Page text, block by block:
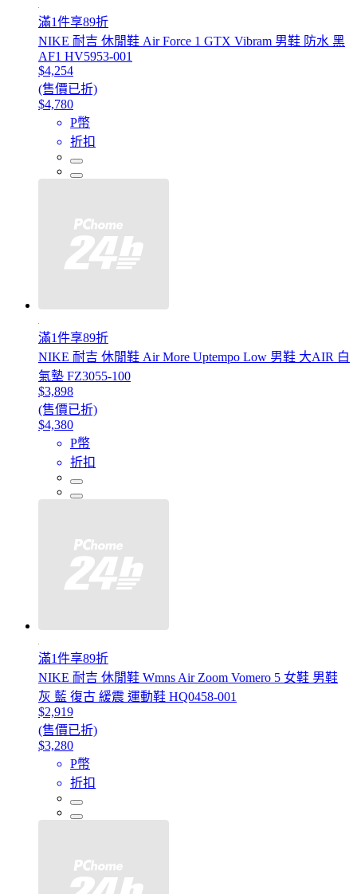
滿1件享89折
NIKE 耐吉 休閒鞋 Air Force 1 GTX Vibram 男鞋 防水 黑
AF1 HV5953-001
$4,254
(售價已折)
$4,780
P幣
折扣
滿1件享89折
NIKE 耐吉 休閒鞋 Air More Uptempo Low 男鞋 大AIR 白
氣墊 FZ3055-100
$3,898
(售價已折)
$4,380
P幣
折扣
滿1件享89折
NIKE 耐吉 休閒鞋 Wmns Air Zoom Vomero 5 女鞋 男鞋
灰 藍 復古 緩震 運動鞋 HQ0458-001
$2,919
(售價已折)
$3,280
P幣
折扣